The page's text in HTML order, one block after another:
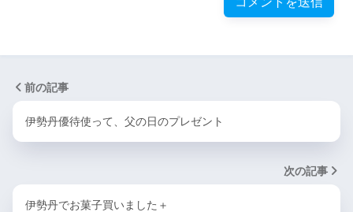
前の記事
伊勢丹優待使って、父の日のプレゼント
次の記事
伊勢丹でお菓子買いました＋